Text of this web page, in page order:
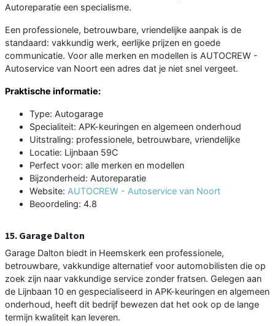
Autoreparatie een specialisme.
Een professionele, betrouwbare, vriendelijke aanpak is de
standaard: vakkundig werk, eerlijke prijzen en goede
communicatie. Voor alle merken en modellen is AUTOCREW -
Autoservice van Noort een adres dat je niet snel vergeet.
Praktische informatie:
Type: Autogarage
Specialiteit: APK-keuringen en algemeen onderhoud
Uitstraling: professionele, betrouwbare, vriendelijke
Locatie: Lijnbaan 59C
Perfect voor: alle merken en modellen
Bijzonderheid: Autoreparatie
Website: AUTOCREW - Autoservice van Noort
Beoordeling: 4.8
15. Garage Dalton
Garage Dalton biedt in Heemskerk een professionele,
betrouwbare, vakkundige alternatief voor automobilisten die op
zoek zijn naar vakkundige service zonder fratsen. Gelegen aan
de Lijnbaan 10 en gespecialiseerd in APK-keuringen en algemeen
onderhoud, heeft dit bedrijf bewezen dat het ook op de lange
termijn kwaliteit kan leveren.